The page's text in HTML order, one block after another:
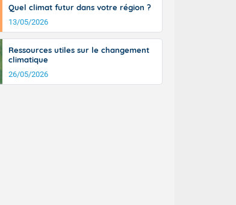
Quel climat futur dans votre région ?
13/05/2026
Ressources utiles sur le changement
climatique
26/05/2026